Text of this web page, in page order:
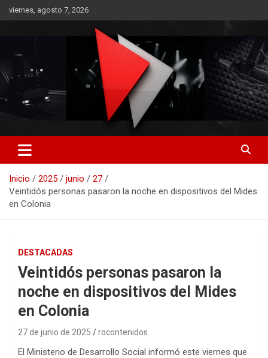
Saltar
al
viernes, agosto 7, 2026
RO CONTENIDOS
Inicio 2025 junio
27
Veintidós personas pasaron la noche en dispositivos del Mides
en Colonia
DESTACADAS
Veintidós personas pasaron la
noche en dispositivos del Mides
en Colonia
27 de junio de 2025 rocontenidos
El Ministerio de Desarrollo Social informó este viernes que